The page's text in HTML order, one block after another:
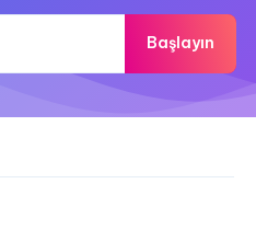
Başlayın